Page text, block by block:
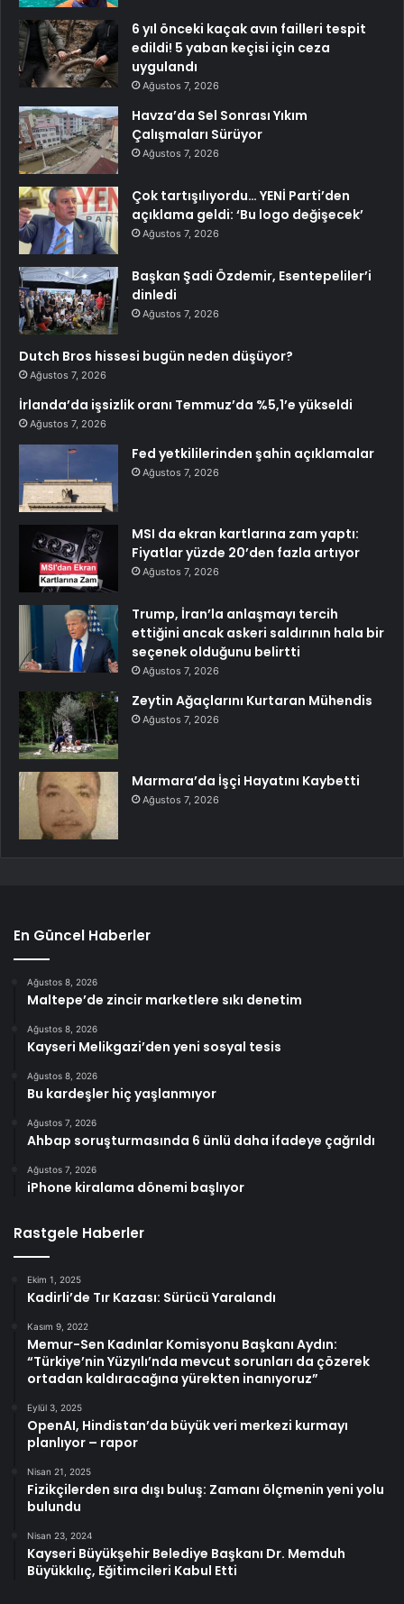
6 yıl önceki kaçak avın failleri tespit
edildi! 5 yaban keçisi için ceza
uygulandı
Ağustos 7, 2026
Havza’da Sel Sonrası Yıkım
Çalışmaları Sürüyor
Ağustos 7, 2026
Çok tartışılıyordu… YENİ Parti’den
açıklama geldi: ‘Bu logo değişecek’
Ağustos 7, 2026
Başkan Şadi Özdemir, Esentepeliler’i
dinledi
Ağustos 7, 2026
Dutch Bros hissesi bugün neden düşüyor?
Ağustos 7, 2026
İrlanda’da işsizlik oranı Temmuz’da %5,1’e yükseldi
Ağustos 7, 2026
Fed yetkililerinden şahin açıklamalar
Ağustos 7, 2026
MSI da ekran kartlarına zam yaptı:
Fiyatlar yüzde 20’den fazla artıyor
Ağustos 7, 2026
Trump, İran’la anlaşmayı tercih
ettiğini ancak askeri saldırının hala bir
seçenek olduğunu belirtti
Ağustos 7, 2026
Zeytin Ağaçlarını Kurtaran Mühendis
Ağustos 7, 2026
Marmara’da İşçi Hayatını Kaybetti
Ağustos 7, 2026
En Güncel Haberler
Ağustos 8, 2026
Maltepe’de zincir marketlere sıkı denetim
Ağustos 8, 2026
Kayseri Melikgazi’den yeni sosyal tesis
Ağustos 8, 2026
Bu kardeşler hiç yaşlanmıyor
Ağustos 7, 2026
Ahbap soruşturmasında 6 ünlü daha ifadeye çağrıldı
Ağustos 7, 2026
iPhone kiralama dönemi başlıyor
Rastgele Haberler
Ekim 1, 2025
Kadirli’de Tır Kazası: Sürücü Yaralandı
Kasım 9, 2022
Memur-Sen Kadınlar Komisyonu Başkanı Aydın:
“Türkiye’nin Yüzyılı’nda mevcut sorunları da çözerek
ortadan kaldıracağına yürekten inanıyoruz”
Eylül 3, 2025
OpenAI, Hindistan’da büyük veri merkezi kurmayı
planlıyor – rapor
Nisan 21, 2025
Fizikçilerden sıra dışı buluş: Zamanı ölçmenin yeni yolu
bulundu
Nisan 23, 2024
Kayseri Büyükşehir Belediye Başkanı Dr. Memduh
Büyükkılıç, Eğitimcileri Kabul Etti